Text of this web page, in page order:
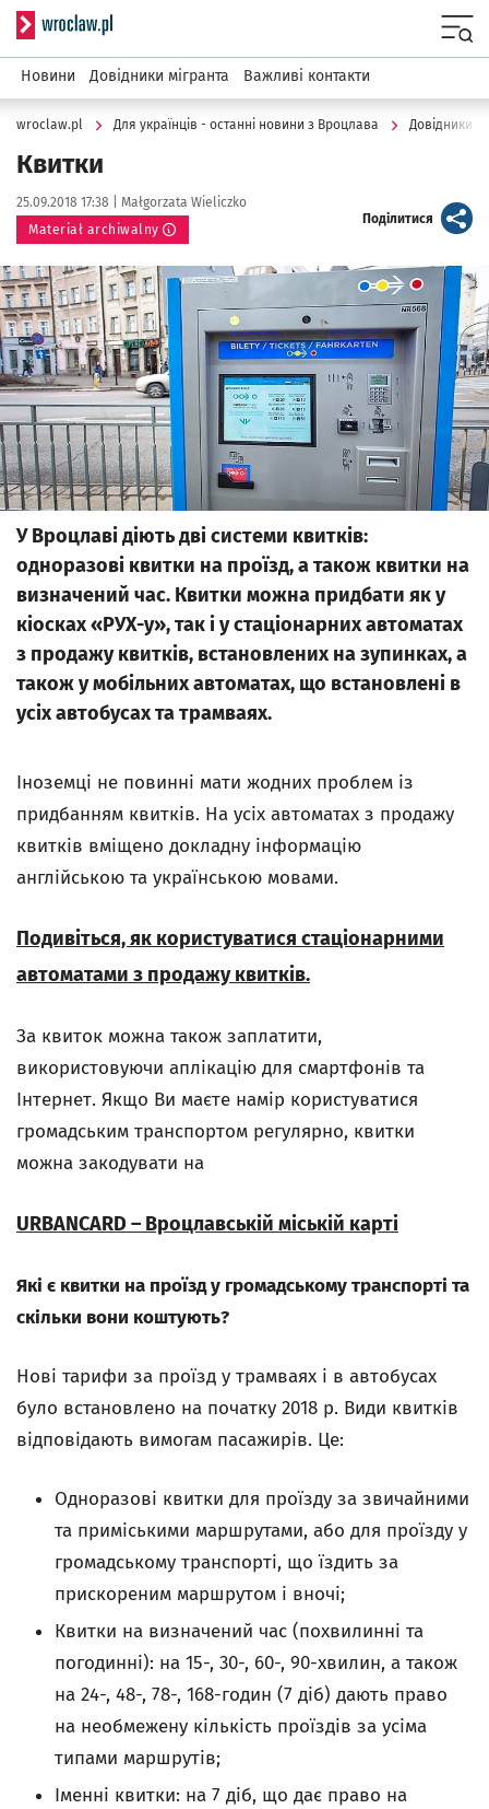
Serwis informacyjny wroclaw.pl
Новини Довідники мігранта Важливі контакти
wroclaw.pl Для українців - останні новини з Вроцлава Довідники
Квитки
Data publikacji:
25.09.2018 17:38 | Autor:
Małgorzata Wieliczko
Materiał archiwalny
Поділитися artykuł
Kliknij, aby powiększyć
У Вроцлаві діють дві системи квитків:
одноразові квитки на проїзд, а також квитки на
визначений час. Квитки можна придбати як у
кіосках «РУХ-у», так і у стаціонарних автоматах
з продажу квитків, встановлених на зупинках, а
також у мобільних автоматах, що встановлені в
усіх автобусах та трамваях.
Іноземці не повинні мати жодних проблем із
придбанням квитків. На усіх автоматах з продажу
квитків вміщено докладну інформацію
англійською та українською мовами.
Подивіться, як користуватися стаціонарними
автоматами з продажу квитків.
За квиток можна також заплатити,
використовуючи аплікацію для смартфонів та
Інтернет. Якщо Ви маєте намір користуватися
громадським транспортом регулярно, квитки
можна закодувати на
URBANCARD – Вроцлавській міській карті
Які є квитки на проїзд у громадському транспорті та
скільки вони коштують?
Нові тарифи за проїзд у трамваях і в автобусах
було встановлено на початку 2018 р. Види квитків
відповідають вимогам пасажирів. Це:
Одноразові квитки для проїзду за звичайними
та приміськими маршрутами, або для проїзду у
громадському транспорті, що їздить за
прискореним маршрутом і вночі;
Квитки на визначений час (похвилинні та
погодинні): на 15-, 30-, 60-, 90-хвилин, а також
на 24-, 48-, 78-, 168-годин (7 діб) дають право
на необмежену кількість проїздів за усіма
типами маршрутів;
Іменні квитки: на 7 діб, що дає право на